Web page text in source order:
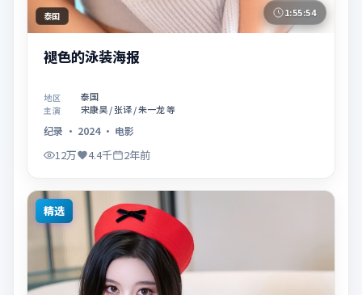
泰国 1:55:54
褪色的泳装海报
地区 泰国
主演 宋康昊 / 张译 / 朱一龙 等
纪录 · 2024· 电影
12万 4.4千 2年前
精选